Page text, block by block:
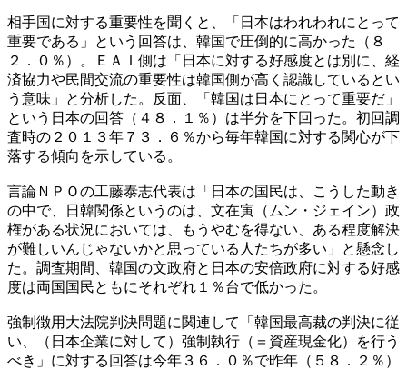
相手国に対する重要性を聞くと、「日本はわれわれにとって
重要である」という回答は、韓国で圧倒的に高かった（８
２．０％）。ＥＡＩ側は「日本に対する好感度とは別に、経
済協力や民間交流の重要性は韓国側が高く認識しているとい
う意味」と分析した。反面、「韓国は日本にとって重要だ」
という日本の回答（４８．１％）は半分を下回った。初回調
査時の２０１３年７３．６％から毎年韓国に対する関心が下
落する傾向を示している。
言論ＮＰＯの工藤泰志代表は「日本の国民は、こうした動き
の中で、日韓関係というのは、文在寅（ムン・ジェイン）政
権がある状況においては、もうやむを得ない、ある程度解決
が難しいんじゃないかと思っている人たちが多い」と懸念し
た。調査期間、韓国の文政府と日本の安倍政府に対する好感
度は両国国民ともにそれぞれ１％台で低かった。
強制徴用大法院判決問題に関連して「韓国最高裁の判決に従
い、（日本企業に対して）強制執行（＝資産現金化）を行う
べき」に対する回答は今年３６．０％で昨年（５８．２％）